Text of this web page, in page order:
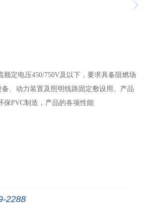
额定电压450/750V及以下，要求具备阻燃场
、动力装置及照明线路固定敷设用。产品
保PVC制造，产品的各项性能
2288